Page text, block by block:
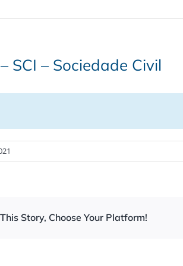
SCI – Sociedade Civil
Story, Choose Your Platform!